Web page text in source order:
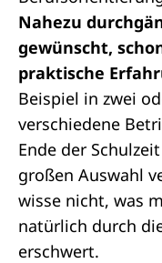
Nahezu
gewünscht,
praktische
Beispiel in zwei
verschiedene
Ende der
großen Auswahl
wisse nicht, was
natürlich durch
erschwert.